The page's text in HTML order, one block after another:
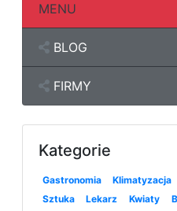
MENU
BLOG
FIRMY
Kategorie
Gastronomia Klimatyzacja
Sztuka
Lekarz Kwiaty